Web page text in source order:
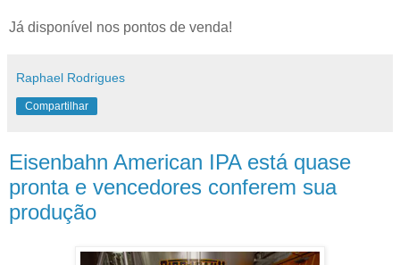
Já disponível nos pontos de venda!
Raphael Rodrigues
Compartilhar
Eisenbahn American IPA está quase
pronta e vencedores conferem sua
produção